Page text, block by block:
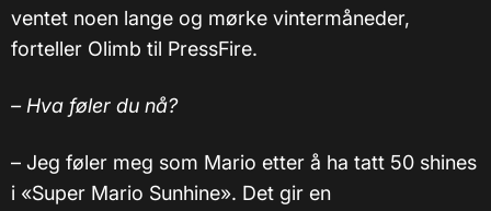
ventet noen lange og mørke vintermåneder,
forteller Olimb til PressFire.
– Hva føler du nå?
– Jeg føler meg som Mario etter å ha tatt 50 shines
i «Super Mario Sunhine». Det gir en